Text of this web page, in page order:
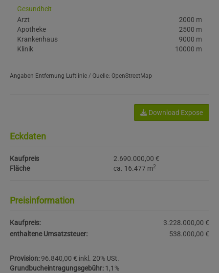
Gesundheit
Arzt
2000 m
Apotheke
2500 m
Krankenhaus
9000 m
Klinik
10000 m
Angaben Entfernung Luftlinie / Quelle: OpenStreetMap
Download Expose
Eckdaten
Kaufpreis
2.690.000,00 €
Fläche
ca. 16.477 m2
Preisinformation
Kaufpreis:
3.228.000,00 €
enthaltene Umsatzsteuer:
538.000,00 €
Provision:96.840,00 € inkl. 20% USt.
Grundbucheintragungsgebühr: 1,1%